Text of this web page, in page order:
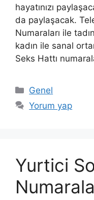
hayatınızı
da paylaşacak.
Numaraları ile
kadın ile sanal
Seks Hattı
Kategoriler
Genel
Yorum yap
Yurtici